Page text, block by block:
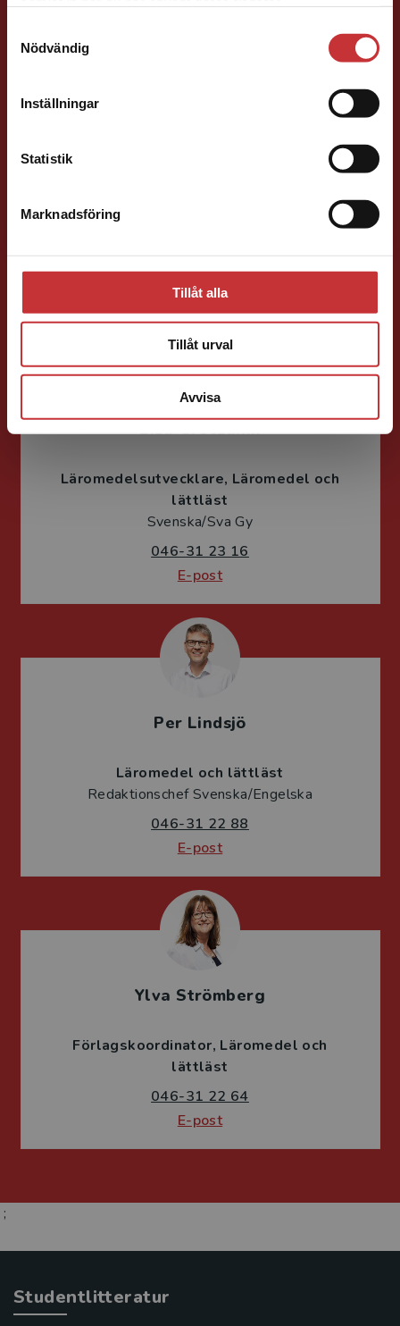
Nödvändig
Inställningar
Statistik
Marknadsföring
Tillåt alla
Tillåt urval
Avvisa
studentlitteratur.se via en enhet utanför Sverige.
Vi erbjuder inte leveranser utanför Sverige. För
att kunna slutföra ett köp måste
E-post
Liza Greczanik
Läromedelsutvecklare Läromedel och
lättläst
Svenska/Sva Gy
046-31 23 16
E-post
Per Lindsjö
Läromedel och lättläst
Redaktionschef Svenska/Engelska
046-31 22 88
E-post
Ylva Strömberg
Förlagskoordinator Läromedel och
lättläst
046-31 22 64
E-post
;
Studentlitteratur